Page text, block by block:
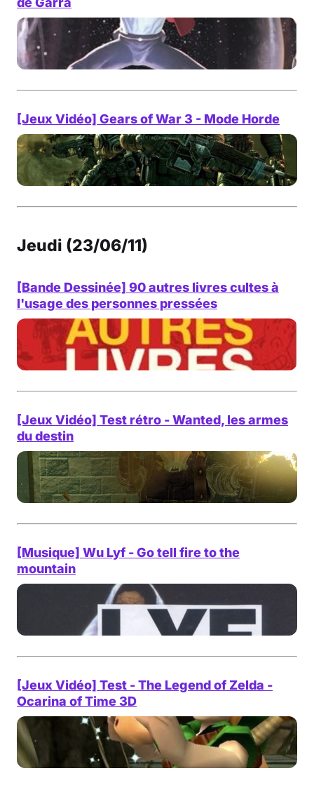
[Jeux Vidéo] Gears of War 3 - Mode Horde
Jeudi (23/06/11)
[Bande Dessinée] 90 autres livres cultes à
l'usage des personnes pressées
[Jeux Vidéo] Test rétro - Wanted, les armes
du destin
[Musique] Wu Lyf - Go tell fire to the
mountain
[Jeux Vidéo] Test - The Legend of Zelda -
Ocarina of Time 3D